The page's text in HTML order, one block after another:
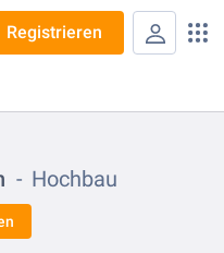
Registrieren
Hochbau